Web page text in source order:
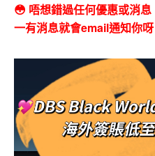
😳 唔想錯過任何優惠或消
一有消息就會email通知你呀